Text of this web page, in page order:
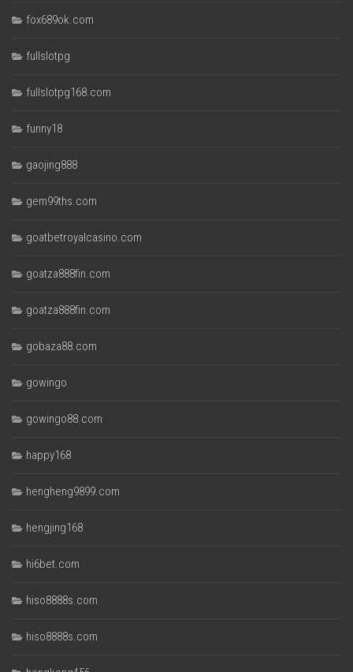
fox689ok.com
fullslotpg
fullslotpg168.com
funny18
gaojing888
gem99ths.com
goatbetroyalcasino.com
goatza888fin.com
goatza888fin.com
gobaza88.com
gowingo
gowingo88.com
happy168
hengheng9899.com
hengjing168
hi6bet.com
hiso8888s.com
hiso8888s.com